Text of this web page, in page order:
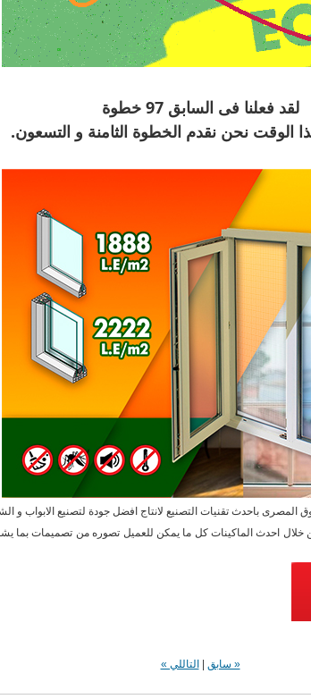
لقد فعلنا فى السابق 97 خطوة
الوقت نحن نقدم الخطوة الثامنة و التسعون.
المصرى باحدث تقنيات التصنيع لانتاج افضل جودة لتصنيع الابواب
خلال احدث الماكينات كل ما يمكن للعميل تصوره من تصميمات بما
« سابق التاللي »